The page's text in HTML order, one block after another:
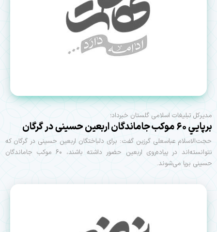
مدیرکل تبلیغات اسلامی گلستان خبرداد؛
برپايي ۶۰ موکب جاماندگان اربعین حسینی در گرگان
حجت‌الاسلام عباسعلی گرزین گفت: برای دلباختگان اربعین حسینی در گرگان که
نتوانسته‌اند در پیاده‌روی اربعین حضور داشته باشند، ۶۰ موکب جاماندگان
حسینی برپا می‌شوند.